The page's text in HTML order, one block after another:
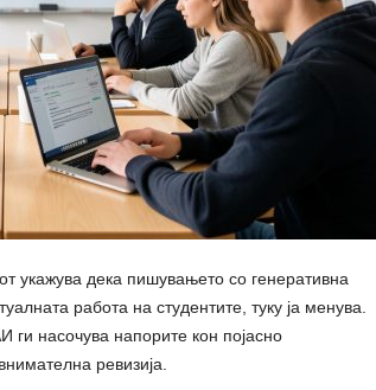
укажува дека пишувањето со генеративна
работа на студентите, туку ја менува.
насочува напорите кон појасно
ревизија.